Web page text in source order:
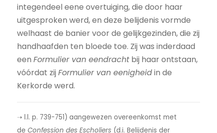
integendeel eene overtuiging, die door haar
uitgesproken werd, en deze belijdenis vormde
welhaast de banier voor de gelijkgezinden, die zij
handhaafden ten bloede toe. Zij was inderdaad
een Formulier van eendracht bij haar ontstaan,
vóórdat zij Formulier van eenigheidin de
Kerkorde werd.
➝ l.l. p. 739-751) aangewezen overeenkomst met
de Confession des Escholiers (d.i. Belijdenis der